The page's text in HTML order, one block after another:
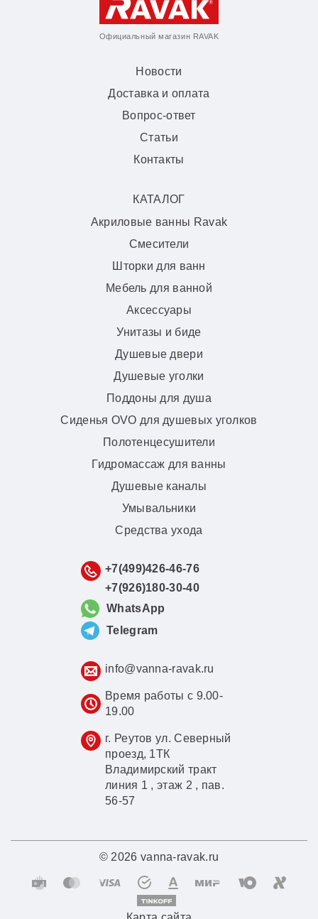
Официальный магазин RAVAK
Новости
Доставка и оплата
Вопрос-ответ
Статьи
Контакты
КАТАЛОГ
Акриловые ванны Ravak
Смесители
Шторки для ванн
Мебель для ванной
Аксессуары
Унитазы и биде
Душевые двери
Душевые уголки
Поддоны для душа
Сиденья OVO для душевых уголков
Полотенцесушители
Гидромассаж для ванны
Душевые каналы
Умывальники
Средства ухода
+7(499)426-46-76
+7(926)180-30-40
WhatsApp
Telegram
info@vanna-ravak.ru
Время работы с 9.00-
19.00
г. Реутов ул. Северный
проезд, 1ТК
Владимирский тракт
линия 1 , этаж 2 , пав.
56-57
© 2026 vanna-ravak.ru